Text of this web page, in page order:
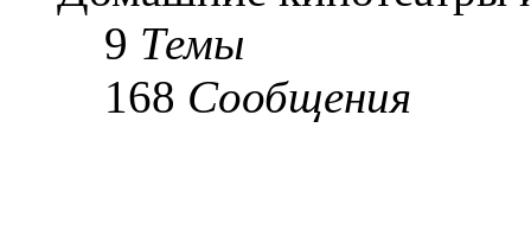
9 Темы
168 Сообщения